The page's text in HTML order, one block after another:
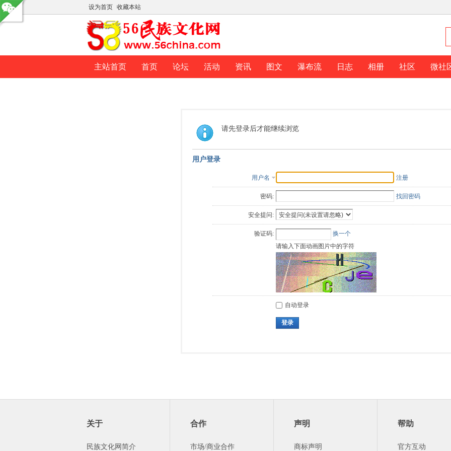
设为首页 收藏本站
主站首页 首页 论坛 活动 资讯 图文 瀑布流 日志 相册 社区 微社
请先登录后才能继续浏览
用户登录
用户名 注册
密码: 找回密码
安全提问:
验证码:
换一个
请输入下面动画图片中的字符
自动登录
登录
关于
民族文化网简介
合作
市场/商业合作
声明
商标声明
帮助
官方互动